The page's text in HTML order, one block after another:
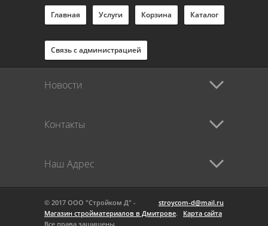
Главная Услуги Корзина Каталог
Связь с администрацией
Новости
Контакты
Наш Адрес
stroycom-d@mail.ru
© 2017 ООО "Стройком Д" -
Магазин стройматериалов в Дмитрове. Карта сайта
Все права защищены